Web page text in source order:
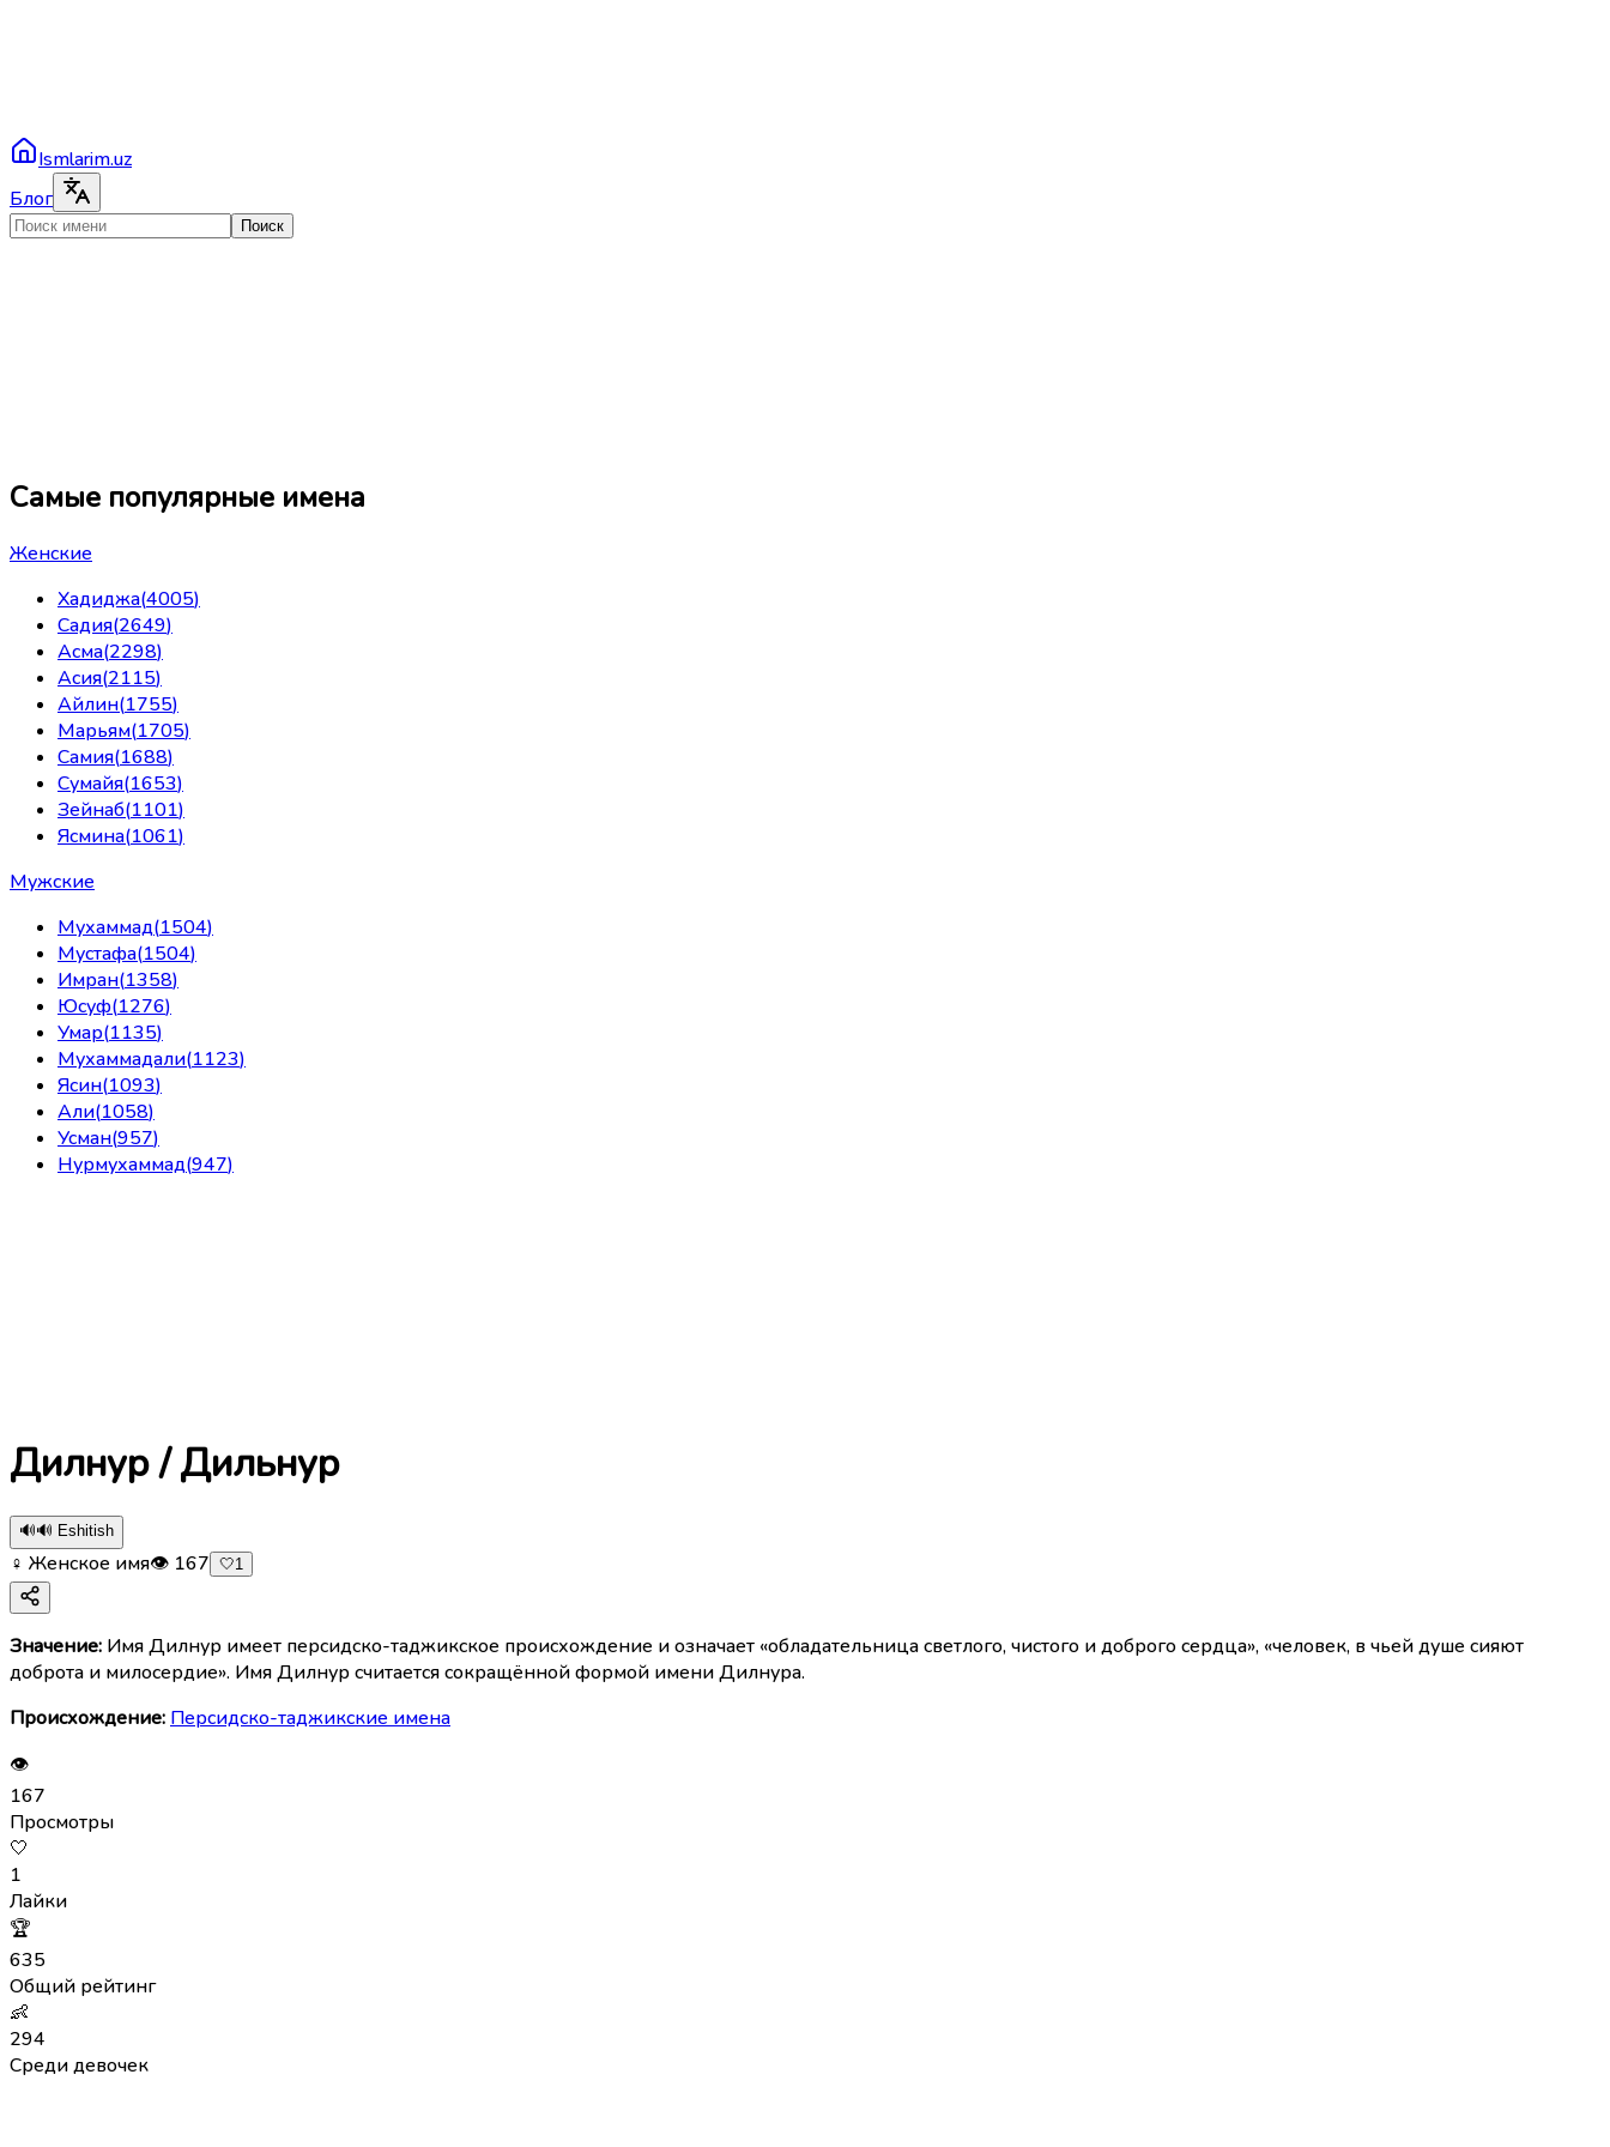
Ismlarim.uz
Блог
Поиск
Самые популярные имена
Женские
Хадиджа(4005)
Садия(2649)
Асма(2298)
Асия(2115)
Айлин(1755)
Марьям(1705)
Самия(1688)
Сумайя(1653)
Зейнаб(1101)
Ясмина(1061)
Мужские
Мухаммад(1504)
Мустафа(1504)
Имран(1358)
Юсуф(1276)
Умар(1135)
Мухаммадали(1123)
Ясин(1093)
Али(1058)
Усман(957)
Нурмухаммад(947)
Дилнур / Дильнур
🔊🔊 Eshitish
♀ Женское имя👁 167 🤍1
Значение: Имя Дилнур имеет персидско-таджикское происхождение и означает «обладательница светлого, чистого и доброго сердца», «человек, в чьей душе сияют
доброта и милосердие». Имя Дилнур считается сокращённой формой имени Дилнура.
Происхождение: Персидско-таджикские имена
👁
167
Просмотры
🤍
1
Лайки
🏆
635
Общий рейтинг
👶
294
Среди девочек